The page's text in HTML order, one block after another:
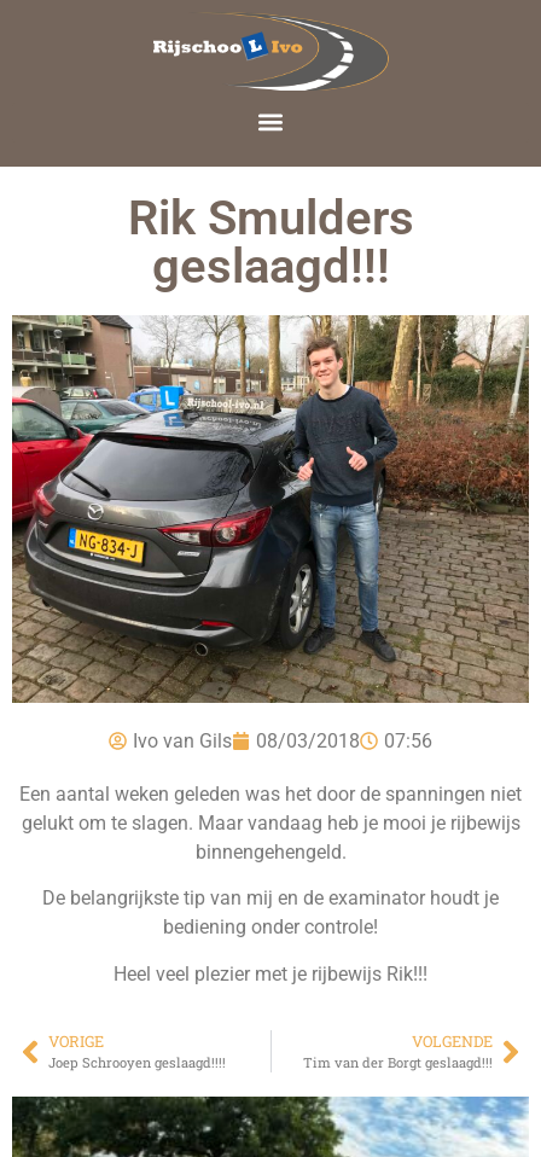
Rik Smulders
geslaagd!!!
Ivo van Gils 08/03/2018 07:56
Een aantal weken geleden was het door de spanningen niet
gelukt om te slagen. Maar vandaag heb je mooi je rijbewijs
binnengehengeld.
De belangrijkste tip van mij en de examinator houdt je
bediening onder controle!
Heel veel plezier met je rijbewijs Rik!!!
VORIGE
Joep Schrooyen geslaagd!!!!
VOLGENDE
Tim van der Borgt geslaagd!!!